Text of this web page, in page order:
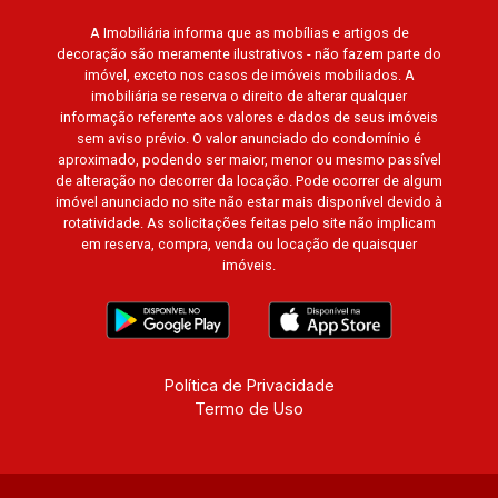
de Lisboa, Cidade de Madrid, Cidade de Viena,
Cidade de Barcelona, Cidade de Zurique,
L`Essence, Magna Vista, British Columbia, Dijon,
Jardim de Luxemburgo, Exklusiv Golf, Exklusiv
Essenz, Mirante CondoClub, Hydeperk, Urban,
Stuttgart, Mondrian, Bahamas, Monte Sinai,
Pennsylvania, Villa Toscana, Sur Le Jardin,
Atlanta, Sapucaia, Van Gogh, Cenário, Parc Sul,
Alleanza D`Oro, Rodin, Candeias, Apiacás, Blend
Coliving, Una Caramuru, Quintessence, Liber
Condomínio Resort, Asas do Sul, Tapuias
Residencial, Manhattan, Lumiere, Civitas,
Cedro, Dinamarca, Portes du Soleil, Solo,
Cambuí, Philadelphia, Victória Hill, San Pierre,
A Imobiliária informa que as mobílias e artigos de
decoração são meramente ilustrativos - não fazem parte do
imóvel, exceto nos casos de imóveis mobiliados. A
imobiliária se reserva o direito de alterar qualquer
informação referente aos valores e dados de seus imóveis
sem aviso prévio. O valor anunciado do condomínio é
aproximado, podendo ser maior, menor ou mesmo passível
de alteração no decorrer da locação. Pode ocorrer de algum
imóvel anunciado no site não estar mais disponível devido à
rotatividade. As solicitações feitas pelo site não implicam
em reserva, compra, venda ou locação de quaisquer
imóveis.
Política de Privacidade
Termo de Uso